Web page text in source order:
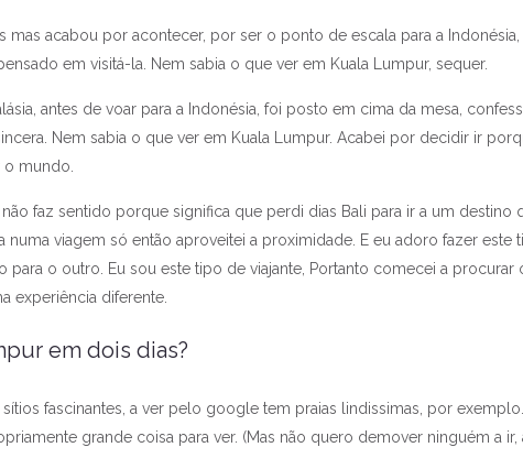
mas acabou por acontecer, por ser o ponto de escala para a Indonésia,
em visitá-la. Nem sabia o que ver em Kuala Lumpur, sequer.
antes de voar para a Indonésia, foi posto em cima da mesa,
Nem sabia o que ver em Kuala Lumpur. Acabei por decidir ir
mundo.
faz sentido porque significa que perdi dias Bali para ir a um destino
numa viagem só então aproveitei a proximidade. E eu adoro fazer este
o outro. Eu sou este tipo de viajante, Portanto comecei a procurar
experiência diferente.
em dois dias?
fascinantes, a ver pelo google tem praias lindissimas, por
grande coisa para ver. (Mas não quero demover ninguém a